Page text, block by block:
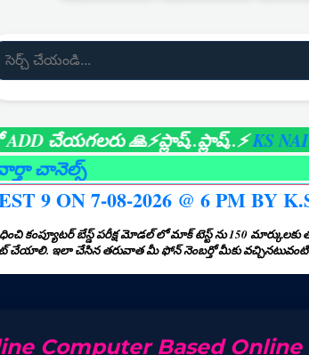
🙏⚡ప్లాష్..ప్లాష్..⚡KS NAIDU
9 ON 7-08-2026 @ 6 PM BY
కంప్యూటర్ బేస్డ్ పరీక్ష మోడల్ లో మాక్ టెస్ట్ ను 150
చేయాలి. ఇలా చేసిన తరువాత మీ ఫోన్ నెంబర్తో మీకు
Computer Based Online